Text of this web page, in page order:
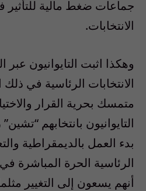
جماعات ضغط مالية للتأثير
الانتخابات.
وهكذا اثبت التايوانيون عبر
الانتخابات الرئاسية في
متمسك بحرية القرار
التايوانيون بانتخابهم
بدء العمل بالديمقراطية
الرئاسية الحرة المباشرة
أنهم يسعون إلى التغيير